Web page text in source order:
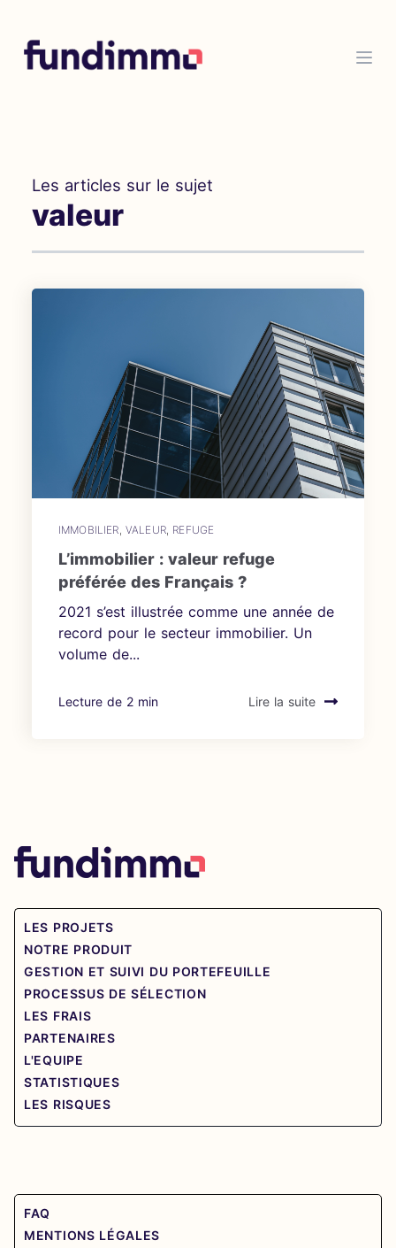
Les articles sur le sujet
valeur
IMMOBILIER VALEUR, REFUGE
L’immobilier : valeur refuge
préférée des Français ?
2021 s’est illustrée comme une année de
record pour le secteur immobilier. Un
volume de...
Lecture de 2 min Lire la suite
LES PROJETS
NOTRE PRODUIT
GESTION ET SUIVI DU PORTEFEUILLE
PROCESSUS DE SÉLECTION
LES FRAIS
PARTENAIRES
L'EQUIPE
STATISTIQUES
LES RISQUES
FAQ
MENTIONS LÉGALES